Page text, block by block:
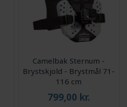
Camelbak Sternum -
Brystskjold - Brystmål 71-
116 cm
799,00 kr.